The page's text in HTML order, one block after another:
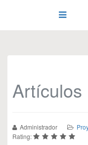
Artículos
Administrador
Rating: